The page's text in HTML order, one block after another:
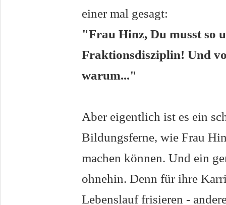
einer mal gesagt:
"Frau Hinz, Du musst so
Fraktionsdisziplin! Und
warum..."
Aber eigentlich ist es ein
Bildungsferne, wie Frau
machen können. Und ein
ohnehin. Denn für ihre
Lebenslauf frisieren -